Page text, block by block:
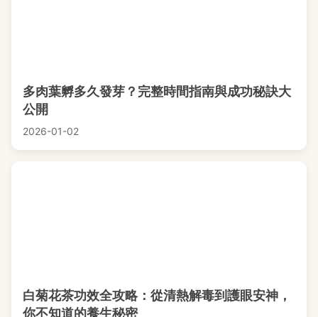
多肉葉孵多久發芽？完整時間指南與成功秘訣大
公開
2026-01-02
白菊花茶功效全攻略：從清熱解毒到護眼安神，
你不知道的養生秘密